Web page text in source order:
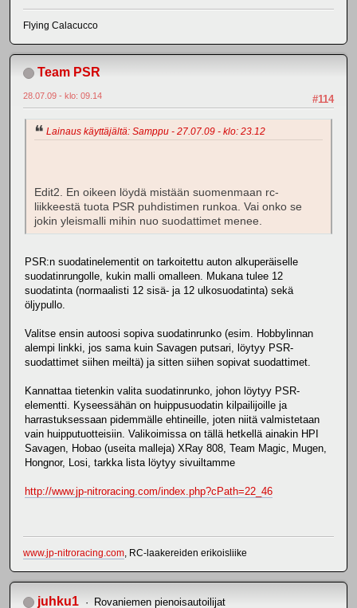
Flying Calacucco
Team PSR
#114
28.07.09 - klo: 09.14
Lainaus käyttäjältä: Samppu - 27.07.09 - klo: 23.12
Edit2. En oikeen löydä mistään suomenmaan rc-
liikkeestä tuota PSR puhdistimen runkoa. Vai onko se
jokin yleismalli mihin nuo suodattimet menee.
PSR:n suodatinelementit on tarkoitettu auton alkuperäiselle
suodatinrungolle, kukin malli omalleen. Mukana tulee 12
suodatinta (normaalisti 12 sisä- ja 12 ulkosuodatinta) sekä
öljypullo.
Valitse ensin autoosi sopiva suodatinrunko (esim. Hobbylinnan
alempi linkki, jos sama kuin Savagen putsari, löytyy PSR-
suodattimet siihen meiltä) ja sitten siihen sopivat suodattimet.
Kannattaa tietenkin valita suodatinrunko, johon löytyy PSR-
elementti. Kyseessähän on huippusuodatin kilpailijoille ja
harrastuksessaan pidemmälle ehtineille, joten niitä valmistetaan
vain huipputuotteisiin. Valikoimissa on tällä hetkellä ainakin HPI
Savagen, Hobao (useita malleja) XRay 808, Team Magic, Mugen,
Hongnor, Losi, tarkka lista löytyy sivuiltamme
http://www.jp-nitroracing.com/index.php?cPath=22_46
www.jp-nitroracing.com, RC-laakereiden erikoisliike
juhku1 Rovaniemen pienoisautoilijat